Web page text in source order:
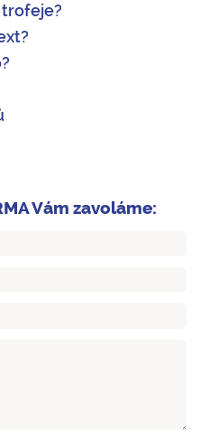
Vám zavoláme: